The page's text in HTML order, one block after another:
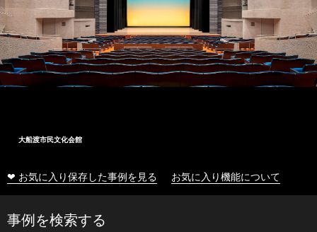
大船渡市民文化会館
❤ お気に入り保存した事例を見る お気に入り機能について
事例を検索する